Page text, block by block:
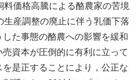
価格高騰による酪農家の苦境
生産調整の廃止に伴う乳価下落
た事態の酪農への影響を緩和
資本が圧倒的に有利に立って
是正することにより，公正な